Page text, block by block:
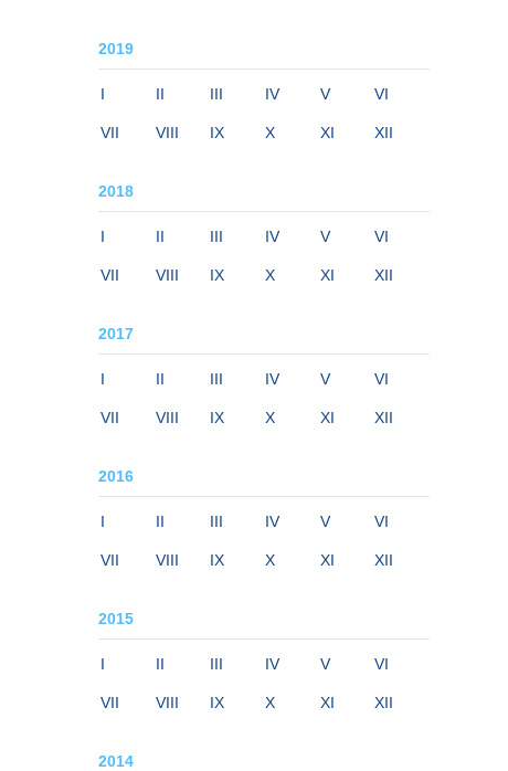
2019
I II III IV V VI
VII VIII IX X XI XII
2018
I II III IV V VI
VII VIII IX X XI XII
2017
I II III IV V VI
VII VIII IX X XI XII
2016
I II III IV V VI
VII VIII IX X XI XII
2015
I II III IV V VI
VII VIII IX X XI XII
2014